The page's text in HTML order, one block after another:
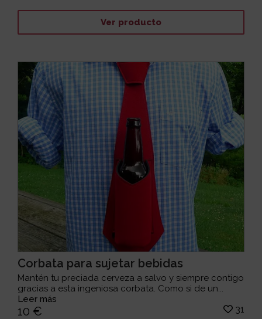
Ver producto
Corbata para sujetar bebidas
Mantén tu preciada cerveza a salvo y siempre contigo
gracias a esta ingeniosa corbata. Como si de un...
Leer más
10 € 31